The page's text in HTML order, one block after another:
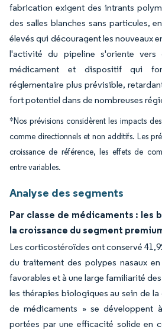
fabrication exigent des intrants
des salles blanches sans particules,
élevés qui découragent les nouveaux
l'activité du pipeline s'oriente vers
médicament et dispositif qui
réglementaire plus prévisible,
fort potentiel dans de nombreuses
*Nos prévisions considèrent les impacts
comme directionnels et non additifs. Les
croissance de référence, les effets de
entre variables.
Analyse des segments
Par classe de médicaments : les
la croissance du segment
Les corticostéroïdes ont conservé
du traitement des polypes nasaux
favorables et à une large familiarité
les thérapies biologiques au sein de
de médicaments » se développent
portées par une efficacité solide en